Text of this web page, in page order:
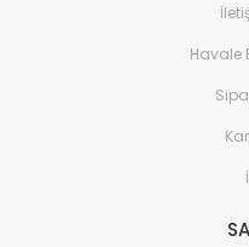
Havale